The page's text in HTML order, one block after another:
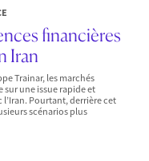
financières
Iran
Trainar, les marchés
une issue rapide et
Pourtant, derrière cet
scénarios plus